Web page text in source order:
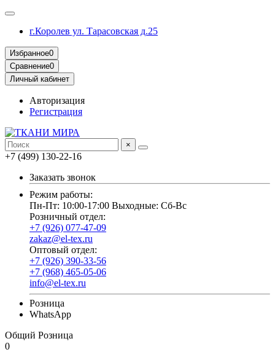
г.Королев ул. Тарасовская д.25
Избранное0
Сравнение0
Личный кабинет
Авторизация
Регистрация
×
+7 (499) 130-22-16
Заказать звонок
Режим работы:
Пн-Пт: 10:00-17:00 Выходные: Сб-Вс
Розничный отдел:
+7 (926) 077-47-09
zakaz@el-tex.ru
Оптовый отдел:
+7 (926) 390-33-56
+7 (968) 465-05-06
info@el-tex.ru
Розница
WhatsApp
Общий Розница
0